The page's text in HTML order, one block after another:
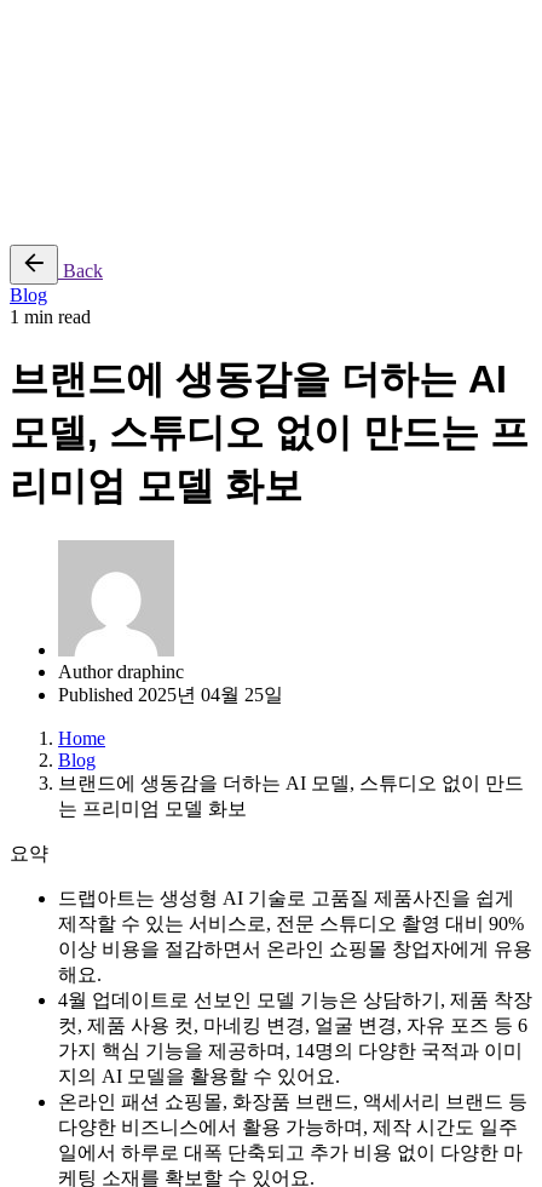
Back
Blog
1 min read
브랜드에 생동감을 더하는 AI
모델, 스튜디오 없이 만드는 프
리미엄 모델 화보
Author draphinc
Published 2025년 04월 25일
Home
Blog
브랜드에 생동감을 더하는 AI 모델, 스튜디오 없이 만드
는 프리미엄 모델 화보
요약
드랩아트는 생성형 AI 기술로 고품질 제품사진을 쉽게
제작할 수 있는 서비스로, 전문 스튜디오 촬영 대비 90%
이상 비용을 절감하면서 온라인 쇼핑몰 창업자에게 유용
해요.
4월 업데이트로 선보인 모델 기능은 상담하기, 제품 착장
컷, 제품 사용 컷, 마네킹 변경, 얼굴 변경, 자유 포즈 등 6
가지 핵심 기능을 제공하며, 14명의 다양한 국적과 이미
지의 AI 모델을 활용할 수 있어요.
온라인 패션 쇼핑몰, 화장품 브랜드, 액세서리 브랜드 등
다양한 비즈니스에서 활용 가능하며, 제작 시간도 일주
일에서 하루로 대폭 단축되고 추가 비용 없이 다양한 마
케팅 소재를 확보할 수 있어요.